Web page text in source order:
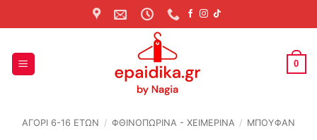
to
0
ΑΓΟΡΙ 6-16 ΕΤΩΝ / ΦΘΙΝΟΠΩΡΙΝΆ - ΧΕΙΜΕΡΙΝΆ / ΜΠΟΥΦΑΝ